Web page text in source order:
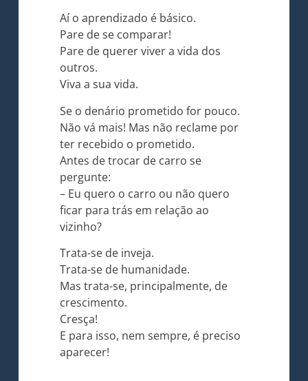
Aí o aprendizado é básico.
Pare de se comparar!
Pare de querer viver a vida dos
outros.
Viva a sua vida.
Se o denário prometido for pouco.
Não vá mais! Mas não reclame por
ter recebido o prometido.
Antes de trocar de carro se
pergunte:
– Eu quero o carro ou não quero
ficar para trás em relação ao
vizinho?
Trata-se de inveja.
Trata-se de humanidade.
Mas trata-se, principalmente, de
crescimento.
Cresça!
E para isso, nem sempre, é preciso
aparecer!